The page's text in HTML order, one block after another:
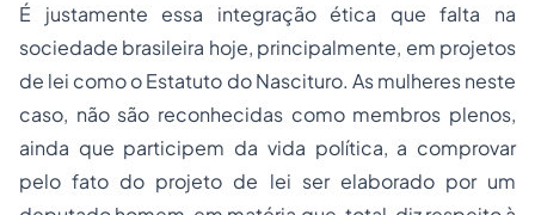
É justamente essa integração ética que falta na
sociedade brasileira hoje, principalmente, em projetos
de lei como o Estatuto do Nascituro. As mulheres neste
caso, não são reconhecidas como membros plenos,
ainda que participem da vida política, a comprovar
pelo fato do projeto de lei ser elaborado por um